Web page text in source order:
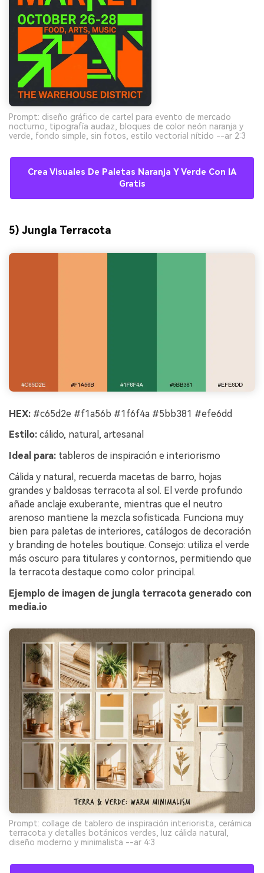
Prompt: diseño gráfico de cartel para evento de mercado
nocturno, tipografía audaz, bloques de color neón naranja y
verde, fondo simple, sin fotos, estilo vectorial nítido --ar 2:3
Crea Visuales De Paletas Naranja Y Verde Con IA
Gratis
5) Jungla Terracota
HEX: #c65d2e #f1a56b #1f6f4a #5bb381 #efe6dd
Estilo: cálido, natural, artesanal
Ideal para: tableros de inspiración e interiorismo
Cálida y natural, recuerda macetas de barro, hojas
grandes y baldosas terracota al sol. El verde profundo
añade anclaje exuberante, mientras que el neutro
arenoso mantiene la mezcla sofisticada. Funciona muy
bien para paletas de interiores, catálogos de decoración
y branding de hoteles boutique. Consejo: utiliza el verde
más oscuro para titulares y contornos, permitiendo que
la terracota destaque como color principal.
Ejemplo de imagen de jungla terracota generado con
media.io
Prompt: collage de tablero de inspiración interiorista, cerámica
terracota y detalles botánicos verdes, luz cálida natural,
diseño moderno y minimalista --ar 4:3